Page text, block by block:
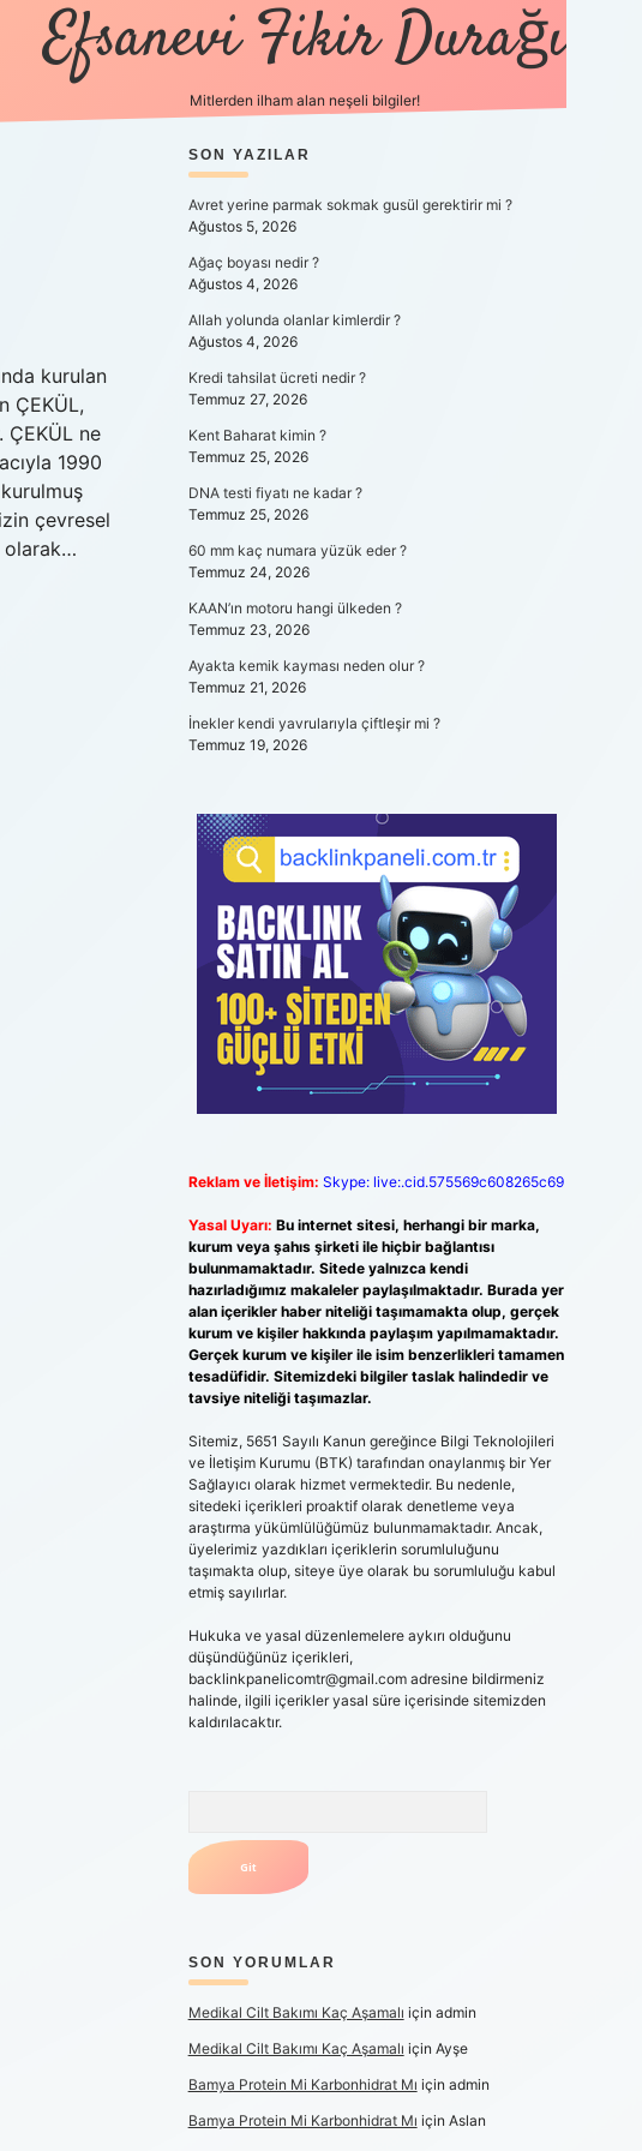
Efsanevi Fikir Durağı
Mitlerden ilham alan neşeli bilgiler!
kurulan
ÇEKÜL,
ne
1990
kurulmuş
çevresel
olarak…
SIDEBAR
SON YAZILAR
Avret yerine parmak sokmak gusül gerektirir mi ?
Ağustos 5, 2026
Ağaç boyası nedir ?
Ağustos 4, 2026
Allah yolunda olanlar kimlerdir ?
Ağustos 4, 2026
Kredi tahsilat ücreti nedir ?
Temmuz 27, 2026
Kent Baharat kimin ?
Temmuz 25, 2026
DNA testi fiyatı ne kadar ?
Temmuz 25, 2026
60 mm kaç numara yüzük eder ?
Temmuz 24, 2026
KAAN’ın motoru hangi ülkeden ?
Temmuz 23, 2026
Ayakta kemik kayması neden olur ?
Temmuz 21, 2026
İnekler kendi yavrularıyla çiftleşir mi ?
Temmuz 19, 2026
Reklam ve İletişim: Skype: live:.cid.575569c608265c69
Yasal Uyarı: Bu internet sitesi, herhangi bir marka,
kurum veya şahıs şirketi ile hiçbir bağlantısı
bulunmamaktadır. Sitede yalnızca kendi
hazırladığımız makaleler paylaşılmaktadır. Burada yer
alan içerikler haber niteliği taşımamakta olup, gerçek
kurum ve kişiler hakkında paylaşım yapılmamaktadır.
Gerçek kurum ve kişiler ile isim benzerlikleri tamamen
tesadüfidir. Sitemizdeki bilgiler taslak halindedir ve
tavsiye niteliği taşımazlar.
Sitemiz, 5651 Sayılı Kanun gereğince Bilgi Teknolojileri
ve İletişim Kurumu (BTK) tarafından onaylanmış bir Yer
Sağlayıcı olarak hizmet vermektedir. Bu nedenle,
sitedeki içerikleri proaktif olarak denetleme veya
araştırma yükümlülüğümüz bulunmamaktadır. Ancak,
üyelerimiz yazdıkları içeriklerin sorumluluğunu
taşımakta olup, siteye üye olarak bu sorumluluğu kabul
etmiş sayılırlar.
Hukuka ve yasal düzenlemelere aykırı olduğunu
düşündüğünüz içerikleri,
backlinkpanelicomtr@gmail.comadresine bildirmeniz
halinde, ilgili içerikler yasal süre içerisinde sitemizden
kaldırılacaktır.
SON YORUMLAR
Medikal Cilt Bakımı Kaç Aşamalı için admin
Medikal Cilt Bakımı Kaç Aşamalı için Ayşe
Bamya Protein Mi Karbonhidrat Mı için admin
Bamya Protein Mi Karbonhidrat Mı için Aslan